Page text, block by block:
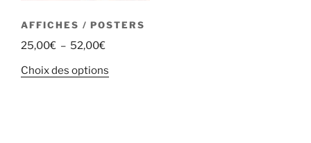
AFFICHES / POSTERS
25,00€ – 52,00€
Choix des options